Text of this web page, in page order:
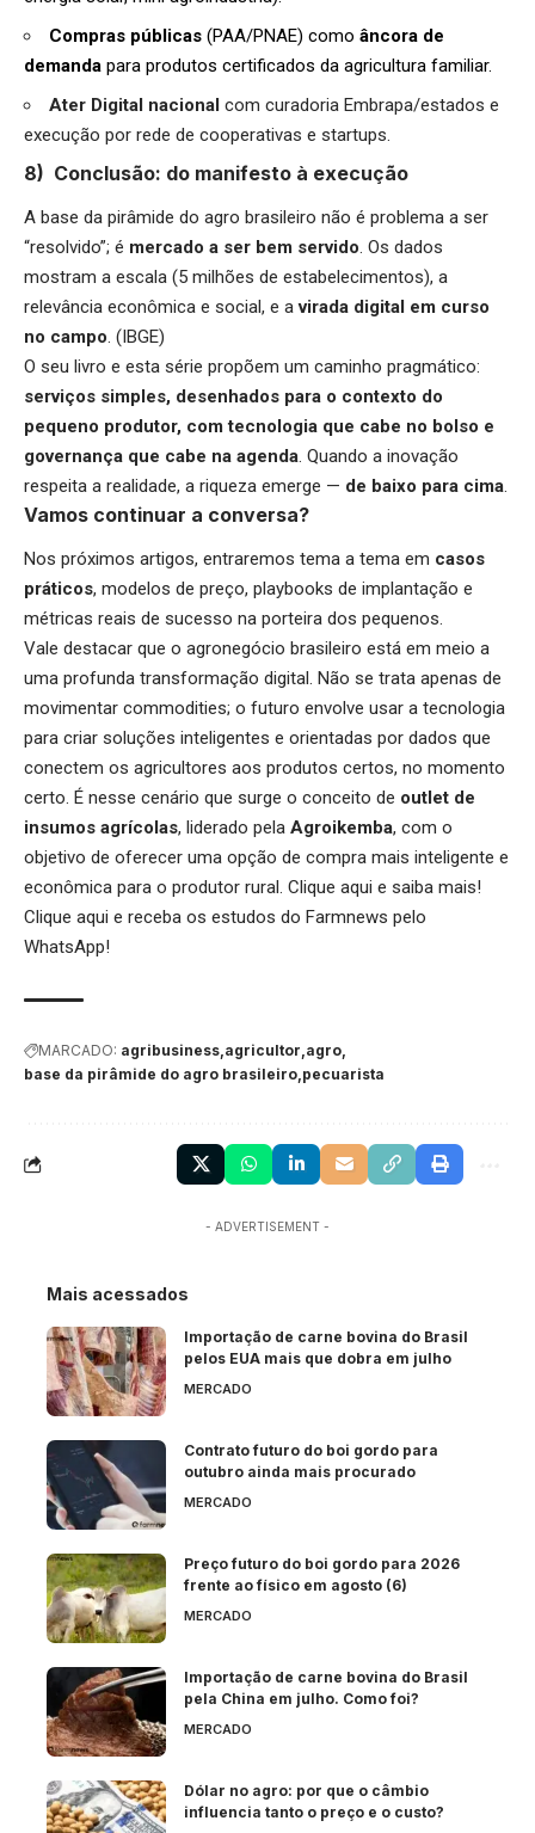
Compras públicas (PAA/PNAE) como âncora de
demanda para produtos certificados da agricultura familiar.
Ater Digital nacional com curadoria Embrapa/estados e
execução por rede de cooperativas e startups.
8) Conclusão: do manifesto à execução
A base da pirâmide do agro brasileiro não é problema a ser
“resolvido”; é mercado a ser bem servido. Os dados
mostram a escala (5 milhões de estabelecimentos), a
relevância econômica e social, e avirada digital em curso
no campo. (IBGE)
O seu livro e esta série propõem um caminho pragmático:
serviços simples, desenhados para o contexto do
pequeno produtor, com tecnologia que cabe no bolso e
governança que cabe na agenda. Quando a inovação
respeita a realidade, a riqueza emerge — de baixo para cima.
Vamos continuar a conversa?
Nos próximos artigos, entraremos tema a tema em casos
práticos, modelos de preço, playbooks de implantação e
métricas reais de sucesso na porteira dos pequenos.
Vale destacar que o agronegócio brasileiro está em meio a
uma profunda transformação digital. Não se trata apenas de
movimentar commodities; o futuro envolve usar a tecnologia
para criar soluções inteligentes e orientadas por dados que
conectem os agricultores aos produtos certos, no momento
certo. É nesse cenário que surge o conceito de outlet de
insumos agrícolas, liderado pela Agroikemba, com o
objetivo de oferecer uma opção de compra mais inteligente e
econômica para o produtor rural. Clique aqui e saiba mais!
Clique aqui e receba os estudos do Farmnews pelo
WhatsApp!
MARCADO: agribusiness agricultor agro
base da pirâmide do agro brasileiro pecuarista
- ADVERTISEMENT -
Mais acessados
Importação de carne bovina do Brasil
pelos EUA mais que dobra em julho
MERCADO
Contrato futuro do boi gordo para
outubro ainda mais procurado
MERCADO
Preço futuro do boi gordo para 2026
frente ao físico em agosto (6)
MERCADO
Importação de carne bovina do Brasil
pela China em julho. Como foi?
MERCADO
Dólar no agro: por que o câmbio
influencia tanto o preço e o custo?